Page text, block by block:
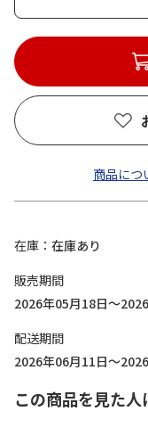
商品につ
在庫
在庫あり
販売期間
2026年05月18日～
配送期間
2026年06月11日～
この商品を見た